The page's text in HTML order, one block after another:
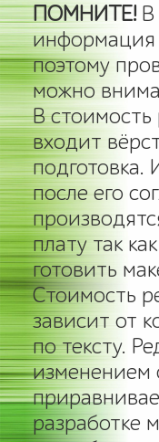
ПОМНИТЕ! В
информация
поэтому
можно
В стоимость
входит
подготовка.
после его
плату так
готовить
Стоимость
зависит от
по тексту.
изменением
разработке